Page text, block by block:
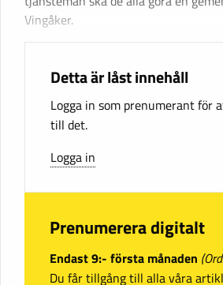
Vingåker.
Detta är låst innehåll
Logga in som prenumerant för
till det.
Logga in
Prenumerera digitalt
Endast 9:- första månaden
Du får tillgång till alla våra